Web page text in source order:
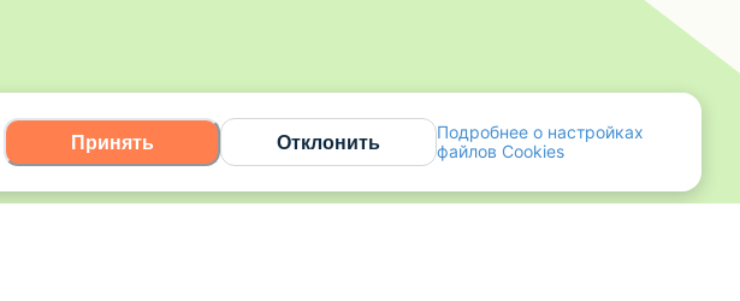
Принять Отклонить
Подробнее о настройках
файлов Cookies